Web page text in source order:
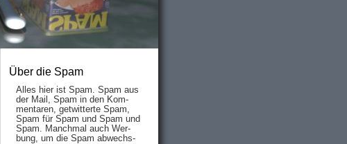
Über die Spam
Alles hier ist Spam. Spam aus
der Mail, Spam in den Kom­
men­taren, ge­twit­ter­te Spam,
Spam für Spam und Spam und
Spam. Manch­mal auch Wer­
bung, um die Spam ab­wechs­